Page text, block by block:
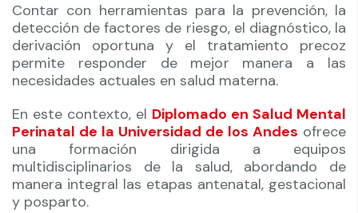
Contar con herramientas para la prevención, la
detección de factores de riesgo, el diagnóstico, la
derivación oportuna y el tratamiento precoz
permite responder de mejor manera a las
necesidades actuales en salud materna.
En este contexto, el Diplomado en Salud Mental
Perinatal de la Universidad de los Andes ofrece
una formación dirigida a equipos
multidisciplinarios de la salud, abordando de
manera integral las etapas antenatal, gestacional
y posparto.